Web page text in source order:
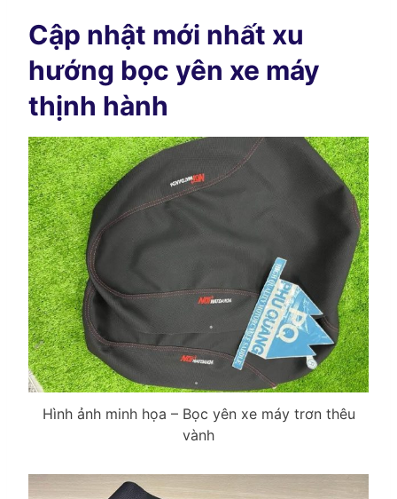
Cập nhật mới nhất xu
hướng bọc yên xe máy
thịnh hành
Hình ảnh minh họa – Bọc yên xe máy trơn thêu
vành